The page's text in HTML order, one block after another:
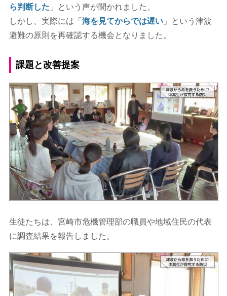
ら判断した 」という声が聞かれました。
しかし、実際には「海を見てからでは遅い」という津波
避難の原則を再確認する機会となりました。
課題と改善提案
生徒たちは、宮崎市危機管理部の職員や地域住民の代表
に調査結果を報告しました。